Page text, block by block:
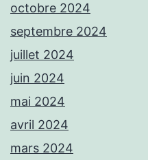
octobre 2024
septembre 2024
juillet 2024
juin 2024
mai 2024
avril 2024
mars 2024